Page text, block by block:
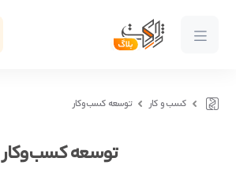
کسب و کار توسعه کسب‌و‌کار
توسعه کسب‌و‌کار